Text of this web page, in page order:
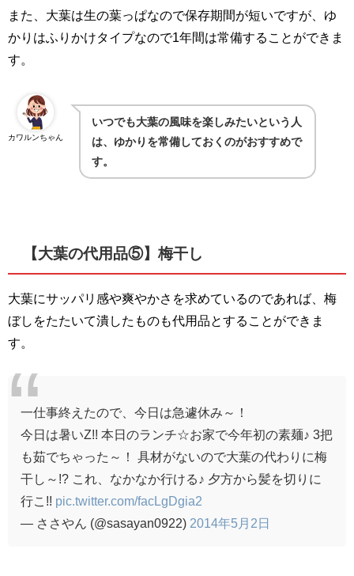
また、大葉は生の葉っぱなので保存期間が短いですが、ゆ
かりはふりかけタイプなので1年間は常備することができま
す。
カワルンちゃん
いつでも大葉の風味を楽しみたいという人
は、ゆかりを常備しておくのがおすすめで
す。
【大葉の代用品⑤】梅干し
大葉にサッパリ感や爽やかさを求めているのであれば、梅
ぼしをたたいて潰したものも代用品とすることができま
す。
一仕事終えたので、今日は急遽休み～！
今日は暑いZ!! 本日のランチ☆お家で今年初の素麺♪ 3把
も茹でちゃった～！ 具材がないので大葉の代わりに梅
干し～!? これ、なかなか行ける♪ 夕方から髪を切りに
行こ!! pic.twitter.com/facLgDgia2
— ささやん (@sasayan0922) 2014年5月2日